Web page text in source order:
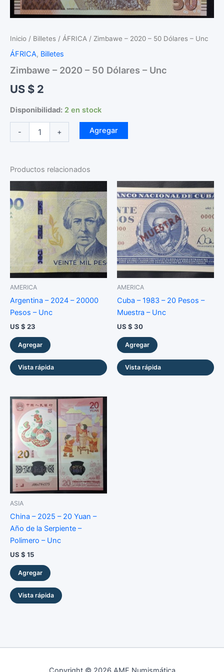
Inicio / Billetes / ÁFRICA / Zimbawe – 2020 – 50 Dólares – Unc
ÁFRICA, Billetes
Zimbawe – 2020 – 50 Dólares – Unc
US $ 2
Disponibilidad: 2 en stock
-
50
Unc
cantidad
+ Agregar
Productos relacionados
AMERICA
Argentina – 2024 – 20000
Pesos – Unc
US $ 23
Agregar
Vista rápida
AMERICA
Cuba – 1983 – 20 Pesos –
Muestra – Unc
US $ 30
Agregar
Vista rápida
ASIA
China – 2025 – 20 Yuan –
Año de la Serpiente –
Polimero – Unc
US $ 15
Agregar
Vista rápida